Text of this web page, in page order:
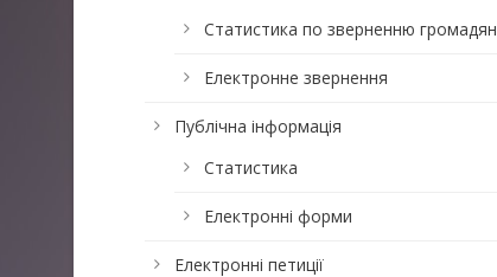
Статистика по зверненню громадян
Електронне звернення
Публічна інформація
Статистика
Електронні форми
Електронні петиції